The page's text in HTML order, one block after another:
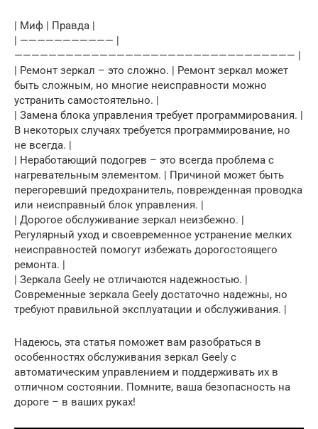
| Миф | Правда |
| ——————————— |
————————————————————————————————— |
| Ремонт зеркал – это сложно. | Ремонт зеркал может
быть сложным, но многие неисправности можно
устранить самостоятельно. |
| Замена блока управления требует программирования. |
В некоторых случаях требуется программирование, но
не всегда. |
| Неработающий подогрев – это всегда проблема с
нагревательным элементом. | Причиной может быть
перегоревший предохранитель, поврежденная проводка
или неисправный блок управления. |
| Дорогое обслуживание зеркал неизбежно. |
Регулярный уход и своевременное устранение мелких
неисправностей помогут избежать дорогостоящего
ремонта. |
| Зеркала Geely не отличаются надежностью. |
Современные зеркала Geely достаточно надежны, но
требуют правильной эксплуатации и обслуживания. |
Надеюсь, эта статья поможет вам разобраться в
особенностях обслуживания зеркал Geely с
автоматическим управлением и поддерживать их в
отличном состоянии. Помните, ваша безопасность на
дороге – в ваших руках!